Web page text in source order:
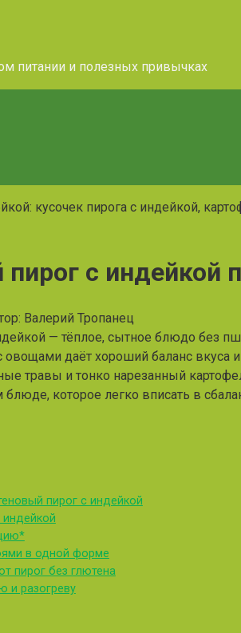
питании и полезных привычках
с индейкой
Валерий Тропанец
— тёплое, сытное блюдо без
овощами даёт хороший баланс
травы и тонко нарезанный
которое легко вписать в
пирог с индейкой
индейкой
в одной форме
пирог без глютена
и разогреву